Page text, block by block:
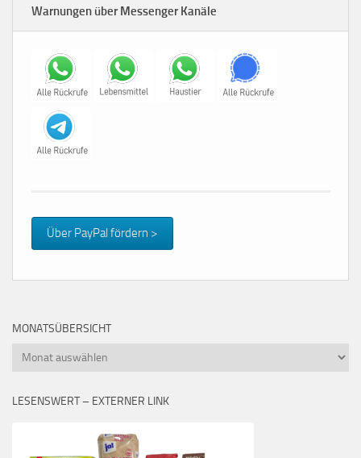
Warnungen über Messenger Kanäle
Über PayPal fördern >
MONATSÜBERSICHT
Monatsübersicht
LESENSWERT – EXTERNER LINK